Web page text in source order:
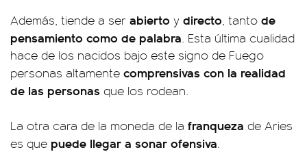
Además, tiende a ser abierto y directo, tanto de
pensamiento como de palabra. Esta última cualidad
hace de los nacidos bajo este signo de Fuego
personas altamente comprensivas con la realidad
de las personas que los rodean.
La otra cara de la moneda de la franqueza de Aries
es que puede llegar a sonar ofensiva.